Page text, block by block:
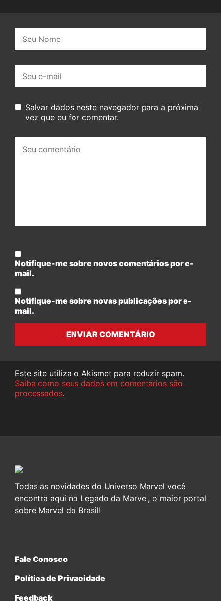
mail:
Salvar dados neste navegador para a próxima
vez que eu for comentar.
comentário:
Notifique-me sobre novos comentários por e-
mail.
Notifique-me sobre novas publicações por e-
mail.
ENVIAR COMENTÁRIO
Este site utiliza o Akismet para reduzir spam.
Saiba como seus dados em comentários são
processados.
Todas as novidades do Universo Marvel você
encontra aqui no Legado da Marvel, o maior portal
sobre Marvel do Brasil!
Fale Conosco
Política de Privacidade
Feedback